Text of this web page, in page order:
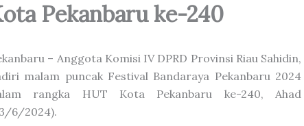
Pekanbaru ke-240
– Anggota Komisi IV DPRD Provinsi Riau Sahidin,
malam puncak Festival Bandaraya Pekanbaru 2024
rangka HUT Kota Pekanbaru ke-240, Ahad
6/2024).